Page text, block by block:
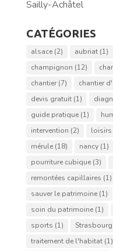
Sailly-Achâtel
CATÉGORIES
alsace(2) aubriat(1)
champignon (12)
chantier(7) chantier
devis gratuit(1)
guide pratique(1)
intervention (2) loisirs
mérule(18) nancy(1)
pourriture cubique(3)
remontées capillaires (1)
sauver le patrimoine(1)
soin du patrimoine(1)
sports (1) Strasbourg
traitement de l'habitat(1)